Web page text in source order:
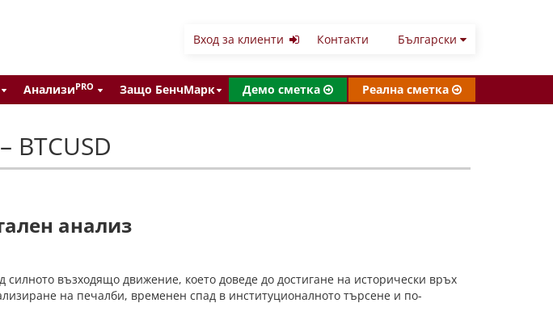
Вход за клиенти Контакти Български
АнализиPRO Защо БенчМарк Демо сметка Реална сметка
BTCUSD
анализ
възходящо движение, което доведе до достигане на исторически връх
на печалби, временен спад в институционалното търсене и по-